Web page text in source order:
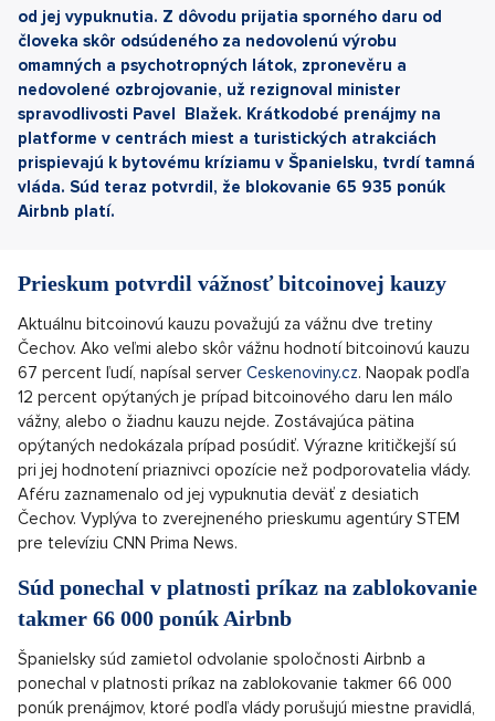
od jej vypuknutia. Z dôvodu prijatia sporného daru od
človeka skôr odsúdeného za nedovolenú výrobu
omamných a psychotropných látok, zpronevěru a
nedovolené ozbrojovanie, už rezignoval minister
spravodlivosti Pavel Blažek. Krátkodobé prenájmy na
platforme v centrách miest a turistických atrakciách
prispievajú k bytovému kríziamu v Španielsku, tvrdí tamná
vláda. Súd teraz potvrdil, že blokovanie 65 935 ponúk
Airbnb platí.
Prieskum potvrdil vážnosť bitcoinovej kauzy
Aktuálnu bitcoinovú kauzu považujú za vážnu dve tretiny
Čechov. Ako veľmi alebo skôr vážnu hodnotí bitcoinovú kauzu
67 percent ľudí, napísal server Ceskenoviny.cz. Naopak podľa
12 percent opýtaných je prípad bitcoinového daru len málo
vážny, alebo o žiadnu kauzu nejde. Zostávajúca pätina
opýtaných nedokázala prípad posúdiť. Výrazne kritičkejší sú
pri jej hodnotení priaznivci opozície než podporovatelia vlády.
Aféru zaznamenalo od jej vypuknutia deväť z desiatich
Čechov. Vyplýva to zverejneného prieskumu agentúry STEM
pre televíziu CNN Prima News.
Súd ponechal v platnosti príkaz na zablokovanie
takmer 66 000 ponúk Airbnb
Španielsky súd zamietol odvolanie spoločnosti Airbnb a
ponechal v platnosti príkaz na zablokovanie takmer 66 000
ponúk prenájmov, ktoré podľa vlády porušujú miestne pravidlá,